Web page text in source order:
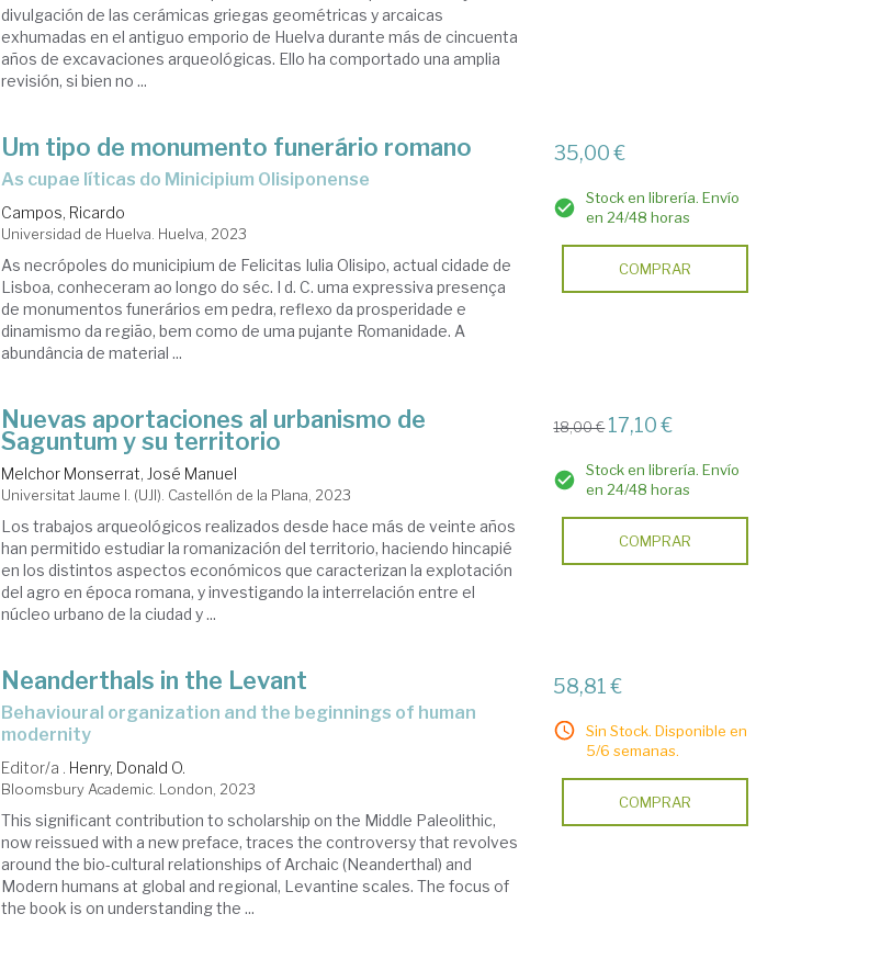
divulgación de las cerámicas griegas geométricas y arcaicas
exhumadas en el antiguo emporio de Huelva durante más de cincuenta
años de excavaciones arqueológicas. Ello ha comportado una amplia
revisión, si bien no ...
Um tipo de monumento funerário romano
As cupae líticas do Minicipium Olisiponense
Campos, Ricardo
Universidad de Huelva. Huelva, 2023
As necrópoles do municipium de Felicitas Iulia Olisipo, actual cidade de
Lisboa, conheceram ao longo do séc. I d. C. uma expressiva presença
de monumentos funerários em pedra, reflexo da prosperidade e
dinamismo da região, bem como de uma pujante Romanidade. A
abundância de material ...
35,00 €
Stock en librería. Envío
en 24/48 horas
COMPRAR
Nuevas aportaciones al urbanismo de
Saguntum y su territorio
Melchor Monserrat, José Manuel
Universitat Jaume I. (UJI). Castellón de la Plana, 2023
Los trabajos arqueológicos realizados desde hace más de veinte años
han permitido estudiar la romanización del territorio, haciendo hincapié
en los distintos aspectos económicos que caracterizan la explotación
del agro en época romana, y investigando la interrelación entre el
núcleo urbano de la ciudad y ...
18,00 € 17,10 €
Stock en librería. Envío
en 24/48 horas
COMPRAR
Neanderthals in the Levant
behavioural organization and the beginnings of human
modernity
Editor/a . Henry, Donald O.
Bloomsbury Academic. London, 2023
This significant contribution to scholarship on the Middle Paleolithic,
now reissued with a new preface, traces the controversy that revolves
around the bio-cultural relationships of Archaic (Neanderthal) and
Modern humans at global and regional, Levantine scales. The focus of
the book is on understanding the ...
58,81 €
Sin Stock. Disponible en
5/6 semanas.
COMPRAR